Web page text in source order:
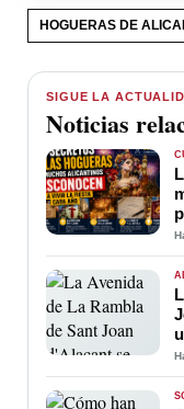
HOGUERAS DE
SIGUE LA
Noticias